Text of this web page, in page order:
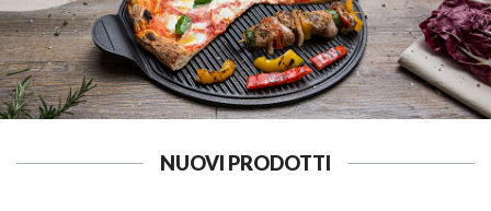
NUOVI PRODOTTI